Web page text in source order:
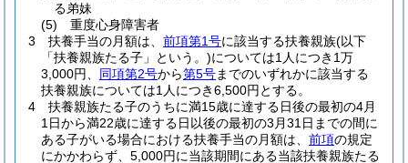
る弟妹
(5)
重度心身障害者
3
扶養手当の月額は、 前項第1号に該当する扶養親族(以下
「扶養親族たる子」という。)については1人につき1万
3,000円、 同項第2号から第5号までのいずれかに該当する
扶養親族については1人につき6,500円とする。
4
扶養親族たる子のうちに満15歳に達する日後の最初の4月
1日から満22歳に達する日以後の最初の3月31日までの間に
ある子がいる場合における扶養手当の月額は、 前項の規定
にかかわらず、5,000円に当該期間にある当該扶養親族たる